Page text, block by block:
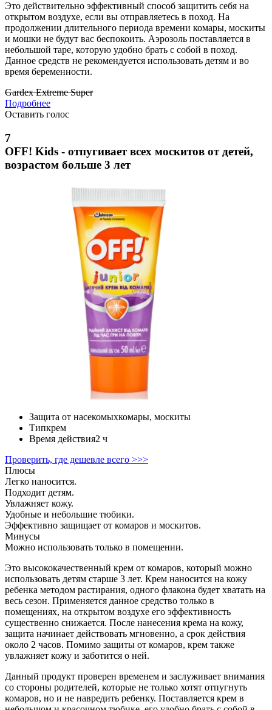
Это действительно эффективный способ защитить себя на
открытом воздухе, если вы отправляетесь в поход. На
продолжении длительного периода времени комары, москиты
и мошки не будут вас беспокоить. Аэрозоль поставляется в
небольшой таре, которую удобно брать с собой в поход.
Данное средств не рекомендуется использовать детям и во
время беременности.
Gardex Extreme Super
Подробнее
Оставить голос
7
OFF! Kids - отпугивает всех москитов от детей,
возрастом больше 3 лет
Защита от насекомыхкомары, москиты
Типкрем
Время действия2 ч
Проверить, где дешевле всего >>>
Плюсы
Легко наносится.
Подходит детям.
Увлажняет кожу.
Удобные и небольшие тюбики.
Эффективно защищает от комаров и москитов.
Минусы
Можно использовать только в помещении.
Это высококачественный крем от комаров, который можно
использовать детям старше 3 лет. Крем наносится на кожу
ребенка методом растирания, одного флакона будет хватать на
весь сезон. Применяется данное средство только в
помещениях, на открытом воздухе его эффективность
существенно снижается. После нанесения крема на кожу,
защита начинает действовать мгновенно, а срок действия
около 2 часов. Помимо защиты от комаров, крем также
увлажняет кожу и заботится о ней.
Данный продукт проверен временем и заслуживает внимания
со стороны родителей, которые не только хотят отпугнуть
комаров, но и не навредить ребенку. Поставляется крем в